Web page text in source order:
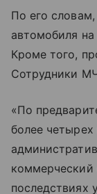
По его
автомобиля
Кроме того,
Сотрудники
«По
более
последствиях